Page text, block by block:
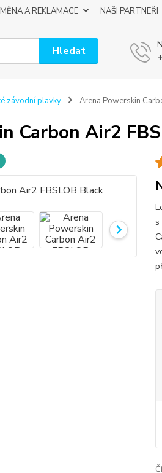
A REKLAMACE NAŠI PARTNEŘI
Hledat
závodní plavky Arena Powerskin
Carbon Air2